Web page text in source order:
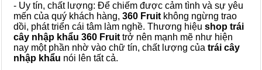
- Uy tín, chất lượng: Để chiếm được cảm tình và sự yêu
mến của quý khách hàng, 360 Fruit không ngừng trao
dồi, phát triển cái tâm làm nghề. Thương hiệu shop trái
cây nhập khẩu 360 Fruit trở nên mạnh mẽ như hiện
nay một phần nhờ vào chữ tín, chất lượng của trái cây
nhập khẩu nói lên tất cả.